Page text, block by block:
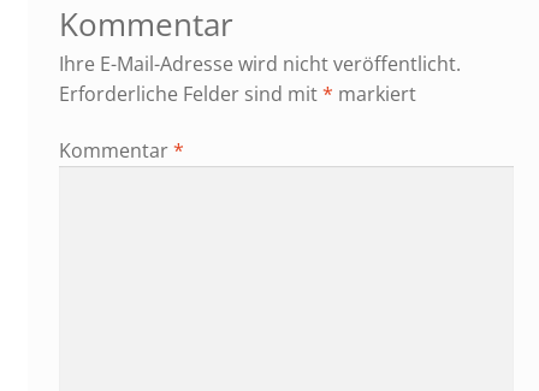
Kommentar
Ihre E-Mail-Adresse wird nicht veröffentlicht.
Erforderliche Felder sind mit* markiert
Kommentar*